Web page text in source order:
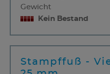
Gewicht
Kein Bestand
Stampffuß -